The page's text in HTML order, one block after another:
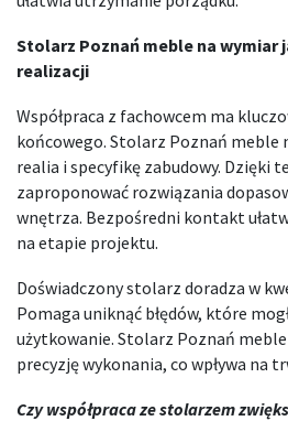
Stolarz Poznań meble na wymiar
realizacji
Współpraca z fachowcem ma
końcowego. Stolarz Poznań meble
realia i specyfikę zabudowy. Dzięki
zaproponować rozwiązania
wnętrza. Bezpośredni kontakt
na etapie projektu.
Doświadczony stolarz doradza w
Pomaga uniknąć błędów, które
użytkowanie. Stolarz Poznań
precyzję wykonania, co wpływa na
Czy współpraca ze stolarzem